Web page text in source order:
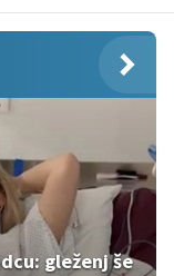
gleženj še